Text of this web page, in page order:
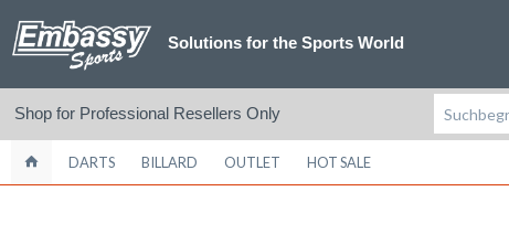
Solutions for the Sports World
Shop for Professional Resellers Only
DARTS BILLARD OUTLET HOT SALE